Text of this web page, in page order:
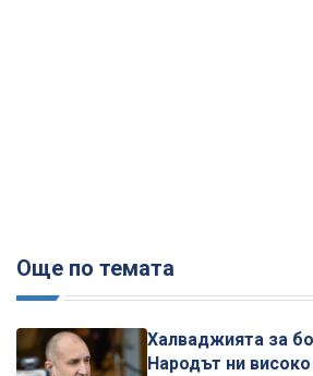
Още по темата
Халваджията за
Народът ни